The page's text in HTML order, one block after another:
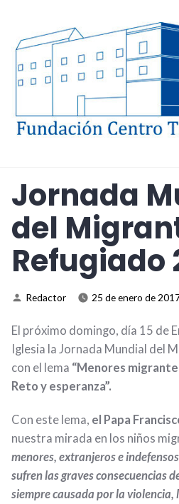
contenido
Todos
Jornada
del
Refugiado
Publicado
Redactor 25 de enero de
El próximo domingo, día 15 de
Iglesia la Jornada Mundial del
con el lema “Menores
Reto y esperanza”.
Con este lema, el Papa
nuestra mirada en los niños
menores, extranjeros e
sufren las graves consecuencias
siempre causada por la violencia,